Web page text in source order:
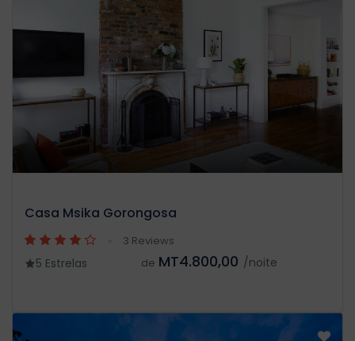
Casa Msika Gorongosa
3 Reviews
5 Estrelas de MT4.800,00 /noite